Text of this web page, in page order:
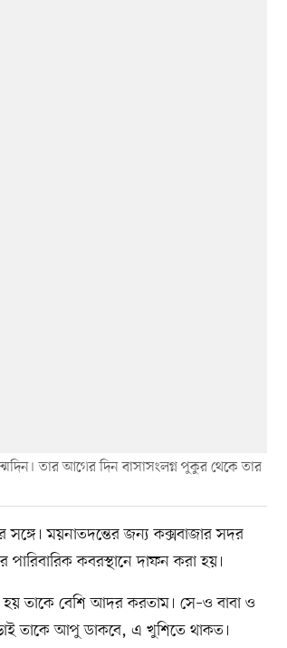
তার আগের দিন বাসাসংলগ্ন পুকুর থেকে তার
ময়নাতদন্তের জন্য কক্সবাজার সদর
কবরস্থানে দাফন করা হয়।
হয় তাকে বেশি আদর করতাম। সে–ও বাবা ও
তাকে আপু ডাকবে, এ খুশিতে থাকত।